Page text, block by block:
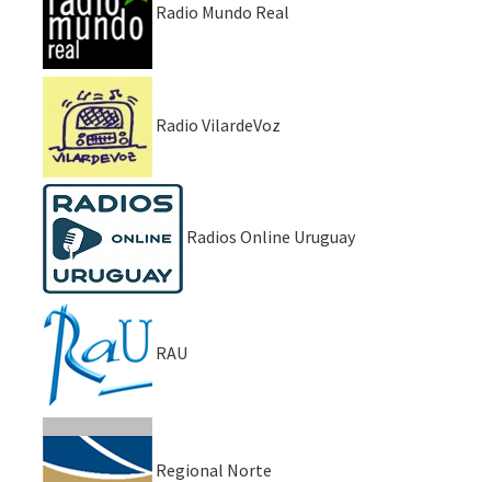
Radio Mundo Real
Radio VilardeVoz
Radios Online Uruguay
RAU
Regional Norte